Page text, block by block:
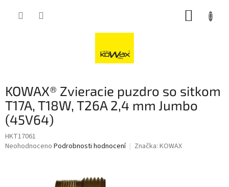
KOWAX® Zvieracie puzdro so sitkom
T17A, T18W, T26A 2,4 mm Jumbo
(45V64)
HKT17061
Průměrné
Neohodnoceno Podrobnosti hodnocení Značka: KOWAX